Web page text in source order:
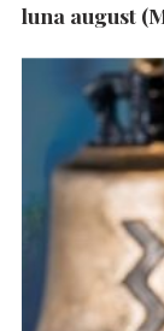
luna august